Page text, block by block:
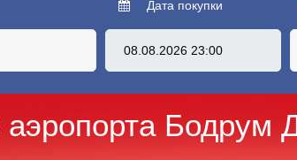
Дата покупки
Бодрум